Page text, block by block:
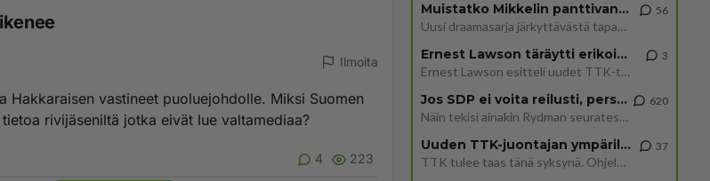
Ilmoita
Hakkaraisen vastineet puoluejohdolle. Miksi Suomen
rivijäseniltä jotka eivät lue valtamediaa?
4 223
Muistatko Mikkelin panttivankidraaman?
Uusi draamasarja järkyttävästä tapauksesta on tulossa. Tositapahtumiin perustuva sarja ammentaa vuoden 1986 Mikkelin pan
56
Ernest Lawson täräytti erikoisen heiton TTK-lehdistötilaisuudessa: " Onko tässä tarkoituksena...?"
Ernest Lawson esitteli uudet TTK-tähtioppilaat ja opettajat torstaina 6.8. lehdistölle. Tulevalla kaudella on yksi hausk
3
Jos SDP ei voita reilusti, persut kumoavat demokratian Suomesta
Näin tekisi ainakin Rydman seuratessaan idolinsa Trumpin mallia https://www.is.fi/politiikka/art-2000012187244.html
620
Uuden TTK-juontajan ympärillä epätietoisuus sakenee - Nyt MTV hämmentää soppaa
TTK tulee taas tänä syksynä. Ohjelman uudet tähtioppilaat julkistetaan torstaina 6. elokuuta klo 14 alkavassa lehdistö
37